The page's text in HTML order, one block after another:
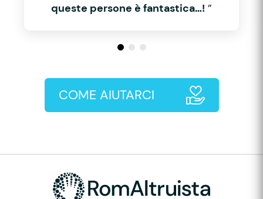
queste persone è fantastica…! ”
COME AIUTARCI